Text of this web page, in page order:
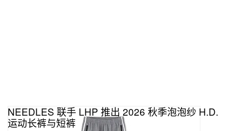
NEEDLES 联手 LHP 推出 2026 秋季泡泡纱 H.D.
运动长裤与短裤